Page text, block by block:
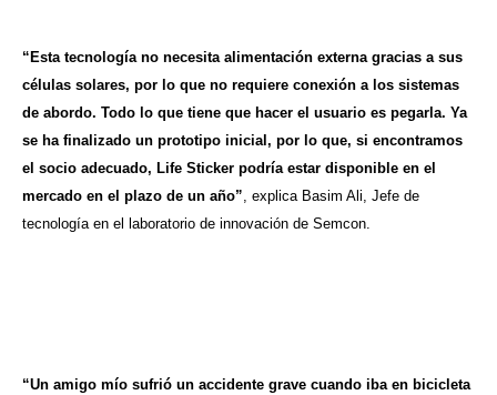
“Esta tecnología no necesita alimentación externa gracias a sus
células solares, por lo que no requiere conexión a los sistemas
de abordo. Todo lo que tiene que hacer el usuario es pegarla. Ya
se ha finalizado un prototipo inicial, por lo que, si encontramos
el socio adecuado, Life Sticker podría estar disponible en el
mercado en el plazo de un año”, explica Basim Ali, Jefe de
tecnología en el laboratorio de innovación de Semcon.
“Un amigo mío sufrió un accidente grave cuando iba en bicicleta